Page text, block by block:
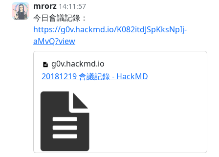
mrorz 14:11:57
今日會議記錄：
https://g0v.hackmd.io/K082itdJSpKksNpIj-
aMvQ?view
g0v.hackmd.io
20181219 會議記錄 - HackMD